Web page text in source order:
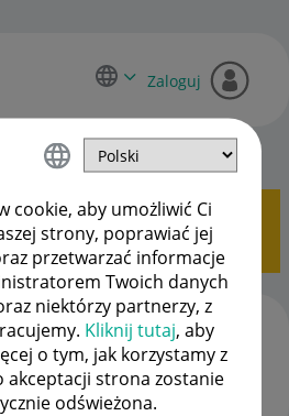
cookie, aby umożliwić Ci
strony, poprawiać jej
przetwarzać informacje
Twoich danych
niektórzy partnerzy, z
Kliknij tutaj, aby
o tym, jak korzystamy z
akceptacji strona zostanie
odświeżona.
Zaloguj
OPCJE
z etykietąSandbox. Pokaż
na Sandbox
z‎04-03-202513:02
w dniu‎20-03-2025 11:11, autor